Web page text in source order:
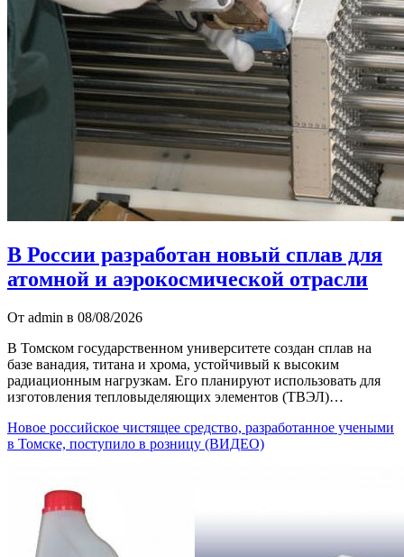
В России разработан новый сплав для
атомной и аэрокосмической отрасли
От admin в 08/08/2026
В Томском государственном университете создан сплав на
базе ванадия, титана и хрома, устойчивый к высоким
радиационным нагрузкам. Его планируют использовать для
изготовления тепловыделяющих элементов (ТВЭЛ)…
Новое российское чистящее средство, разработанное учеными
в Томске, поступило в розницу (ВИДЕО)